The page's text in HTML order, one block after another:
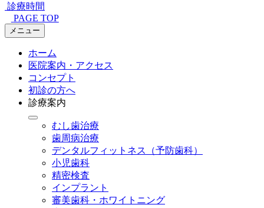
診療時間
PAGE TOP
メニュー
ホーム
医院案内・アクセス
コンセプト
初診の方へ
診療案内
むし歯治療
歯周病治療
デンタルフィットネス
（予防歯科）
小児歯科
精密検査
インプラント
審美歯科・ホワイトニング